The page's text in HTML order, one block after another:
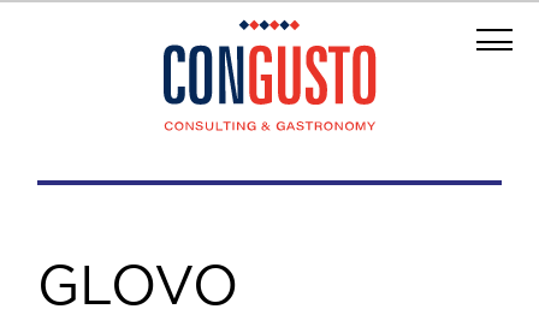
GLOVO